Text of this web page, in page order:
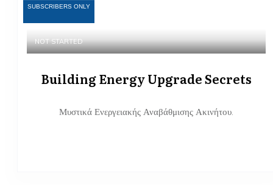
SUBSCRIBERS ONLY
NOT STARTED
Building Energy Upgrade Secrets
Μυστικά Ενεργειακής Αναβάθμισης Ακινήτου.